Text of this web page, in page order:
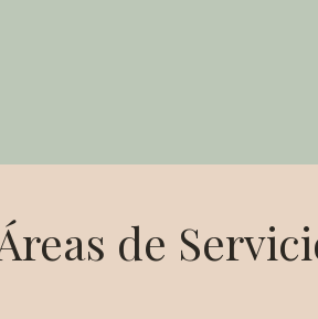
de